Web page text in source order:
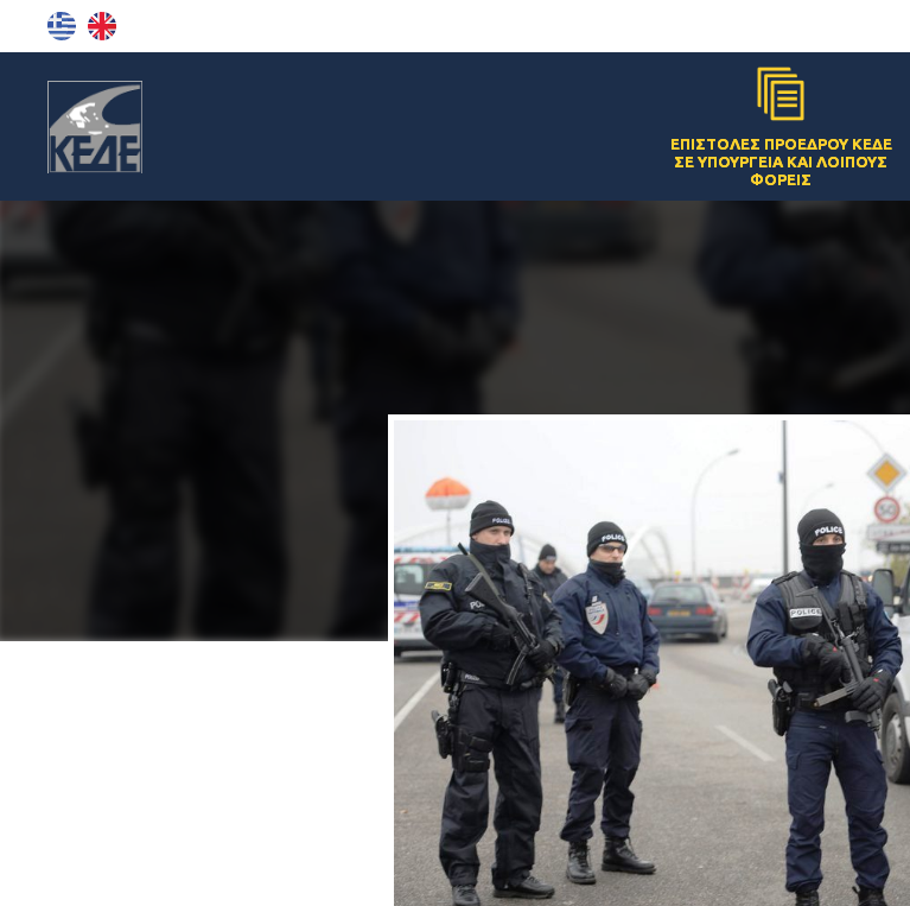
ΕΠΙΣΤΟΛΈΣ ΠΡΟΈΔΡΟΥ ΚΕΔΕ
ΣΕ ΥΠΟΥΡΓΕΊΑ ΚΑΙ ΛΟΙΠΟΎΣ
ΦΟΡΕΊΣ